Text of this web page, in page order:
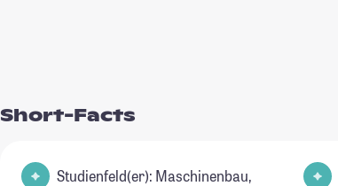
Short-Facts
Studienfeld(er): Maschinenbau,